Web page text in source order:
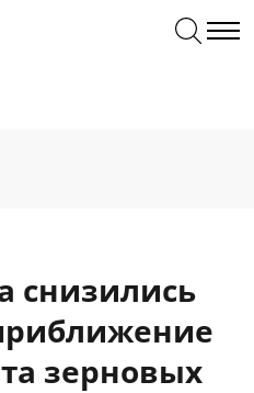
снизились
зерновых